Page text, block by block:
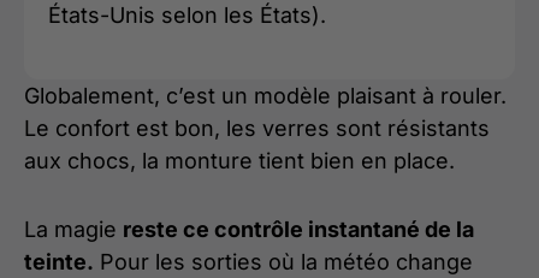
États-Unis selon les États).
Globalement, c’est un modèle plaisant à rouler.
Le confort est bon, les verres sont résistants
aux chocs, la monture tient bien en place.
La magie reste ce contrôle instantané de la
teinte. Pour les sorties où la météo change